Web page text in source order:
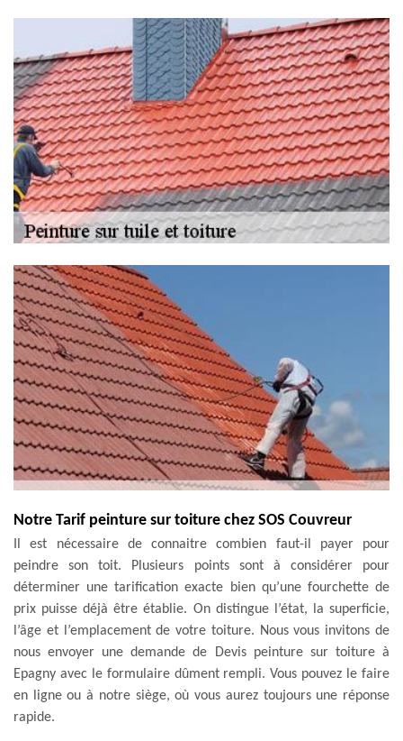
Notre Tarif peinture sur toiture chez SOS Couvreur
Il est nécessaire de connaitre combien faut-il payer pour
peindre son toit. Plusieurs points sont à considérer pour
déterminer une tarification exacte bien qu’une fourchette de
prix puisse déjà être établie. On distingue l’état, la superficie,
l’âge et l’emplacement de votre toiture. Nous vous invitons de
nous envoyer une demande de Devis peinture sur toiture à
Epagny avec le formulaire dûment rempli. Vous pouvez le faire
en ligne ou à notre siège, où vous aurez toujours une réponse
rapide.